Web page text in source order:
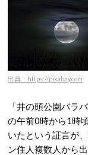
出典：https://pixabay.com
「井の頭公園バラ
の午前0時から1時
いたという証言が
ン住人複数人から出